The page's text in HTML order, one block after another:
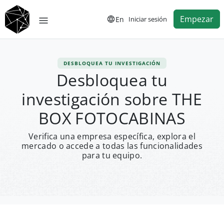
En Iniciar sesión Empezar
DESBLOQUEA TU INVESTIGACIÓN
Desbloquea tu
investigación sobre THE
BOX FOTOCABINAS
Verifica una empresa específica, explora el
mercado o accede a todas las funcionalidades
para tu equipo.